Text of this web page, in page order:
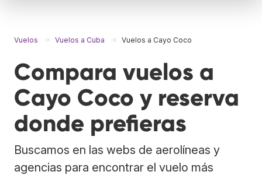
Vuelos Vuelos a Cuba Vuelos a Cayo Coco
Compara vuelos a
Cayo Coco y reserva
donde prefieras
Buscamos en las webs de aerolíneas y
agencias para encontrar el vuelo más